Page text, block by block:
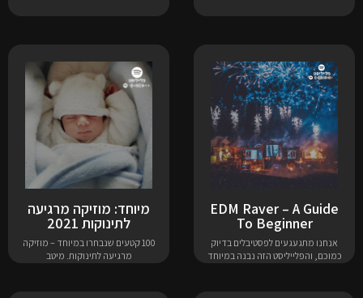
EDM Raver – A Guide
To Beginner
אנחנו מתגעגעים לפסטיבלים בדיוק
כמוכם, והפלייליסט הזה נבנה במיוחד
מיוחד: מוזיקה מרגיעה
לתינוקות 2021
100 קטעים שנבחרו במיוחד – מוזיקה
מרגיעה לתינוקות. מיטב